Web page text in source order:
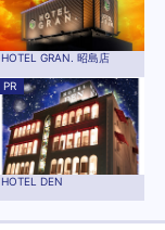
HOTEL GRAN. 昭島店
PR
HOTEL DEN